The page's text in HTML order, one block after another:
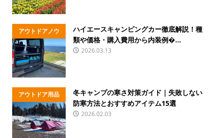
アウトドアノウ
ハウ
ハイエースキャンピングカー徹底解説！種
類や価格・購入費用から内装例�...
2026.03.13
アウトドア用品
冬キャンプの寒さ対策ガイド｜失敗しない
防寒方法とおすすめアイテム15選
2026.02.03